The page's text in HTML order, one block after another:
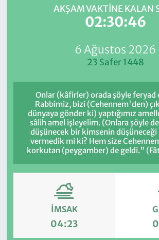
AKŞAM VAKTINE KALAN
02:30:46
6 Ağustos 2026
23 Safer 1448
Onlar (kâfirler) orada şöyle feryad
Rabbimiz, bizi (Cehennem'den)
dünyaya gönder ki) yaptığımız
sâlih amel işleyelim. (Onlara şöyle
düşünecek bir kimsenin
vermedik mi ki? Hem size
korkutan (peygamber) de geldi."
İMSAK
04:23
Son Dakika Haberleri
Haber Arşivi